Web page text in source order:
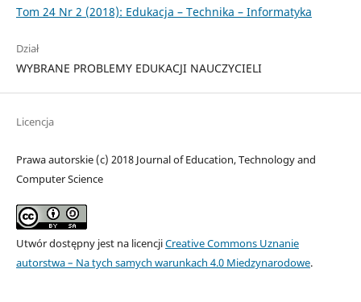
Tom 24 Nr 2 (2018): Edukacja – Technika – Informatyka
Dział
WYBRANE PROBLEMY EDUKACJI NAUCZYCIELI
Licencja
Prawa autorskie (c) 2018 Journal of Education, Technology and
Computer Science
Utwór dostępny jest na licencjiCreative Commons Uznanie
autorstwa – Na tych samych warunkach 4.0 Miedzynarodowe.